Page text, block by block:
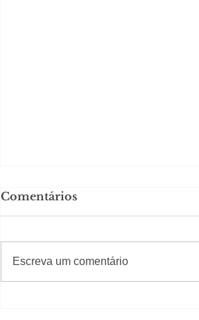
Comentários
Escreva um comentário
#Sugestões